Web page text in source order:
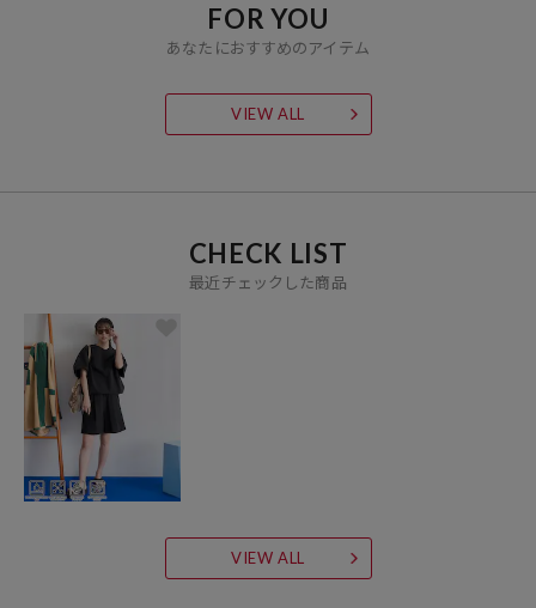
FOR YOU
あなたにおすすめのアイテム
VIEW ALL
CHECK LIST
最近チェックした商品
VIEW ALL